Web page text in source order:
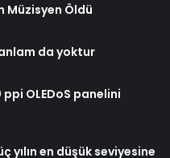
Müzisyen Öldü
da yoktur
OLEDoS panelini
yılın en düşük seviyesine